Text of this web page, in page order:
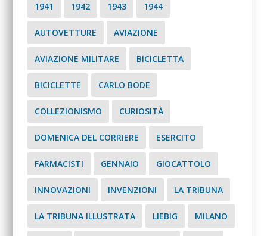
1941 1942 1943 1944
AUTOVETTURE AVIAZIONE
AVIAZIONE MILITARE BICICLETTA
BICICLETTE CARLO BODE
COLLEZIONISMO CURIOSITÀ
DOMENICA DEL CORRIERE ESERCITO
FARMACISTI GENNAIO GIOCATTOLO
INNOVAZIONI INVENZIONI LA TRIBUNA
LA TRIBUNA ILLUSTRATA LIEBIG MILANO